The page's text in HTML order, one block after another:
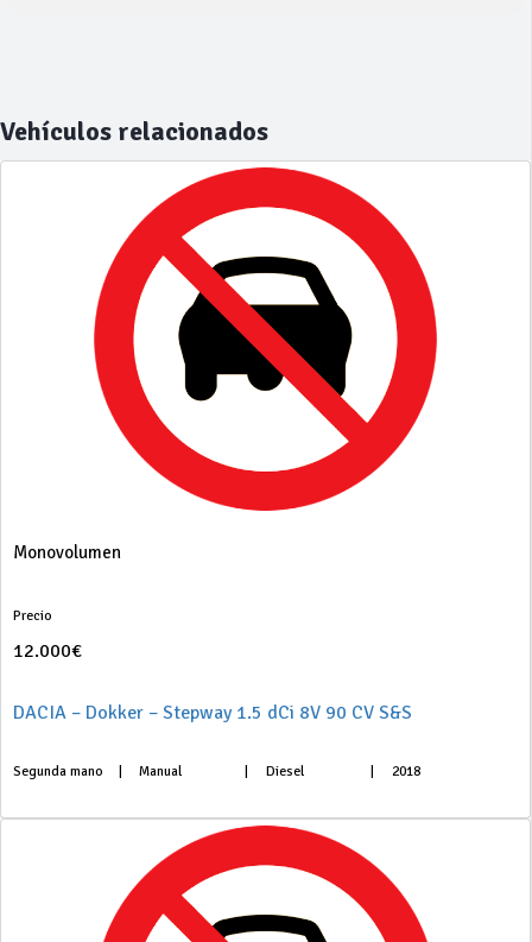
Vehículos relacionados
Monovolumen
Precio
12.000€
DACIA – Dokker – Stepway 1.5 dCi 8V 90 CV S&S
Segunda mano Manual Diesel 2018